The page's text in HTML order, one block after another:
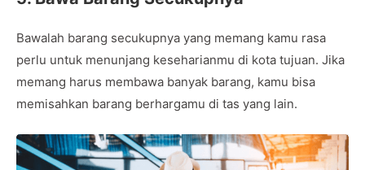
Bawalah barang secukupnya yang memang kamu rasa
perlu untuk menunjang keseharianmu di kota tujuan. Jika
memang harus membawa banyak barang, kamu bisa
memisahkan barang berhargamu di tas yang lain.